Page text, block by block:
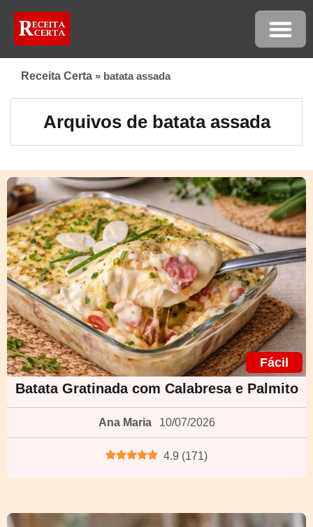
Receita Certa » batata assada
Arquivos de batata assada
Fácil
Batata Gratinada com Calabresa e Palmito
Ana Maria 10/07/2026
4.9 (171)